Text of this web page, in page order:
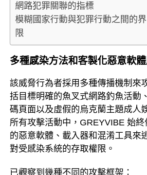
網路犯罪關聯的指標
模糊國家行動與犯罪行動之間的界
限
多種感染方法和客製化惡意軟
該威脅行為者採用多種傳播機制來
括目標明確的魚叉式網路釣魚活動
碼頁面以及虛假的烏克蘭主題成人
所有攻擊活動中，GREYVIBE 始
的惡意軟體、載入器和混淆工具來
對受感染系統的存取權限。
已觀察到幾種不同的攻擊框架：